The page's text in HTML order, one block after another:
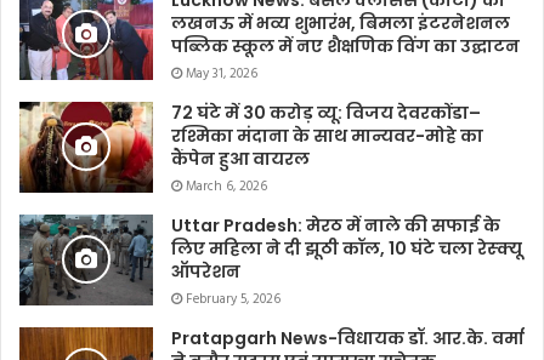
लखनऊ में भव्य शुभारंभ, बिमला इंटरनेशनल
पब्लिक स्कूल में नए शैक्षणिक विंग का उद्घाटन
May 31, 2026
72 घंटे में 30 करोड़ व्यू: विजय देवरकोंडा–
रश्मिका मंदाना के साथ मान्यवर-मोहे का
कैंपेन हुआ वायरल
March 6, 2026
Uttar Pradesh: मेरठ में नाले की सफाई के
लिए महिला ने दी झूठी कॉल, 10 घंटे चला रेस्क्यू
ऑपरेशन
February 5, 2026
Pratapgarh News-विधायक डॉ. आर.के. वर्मा